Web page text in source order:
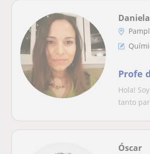
Daniela
Profe
Hola!
tanto
Óscar